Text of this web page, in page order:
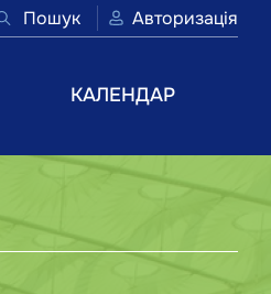
Пошук Авторизація
КАЛЕНДАР